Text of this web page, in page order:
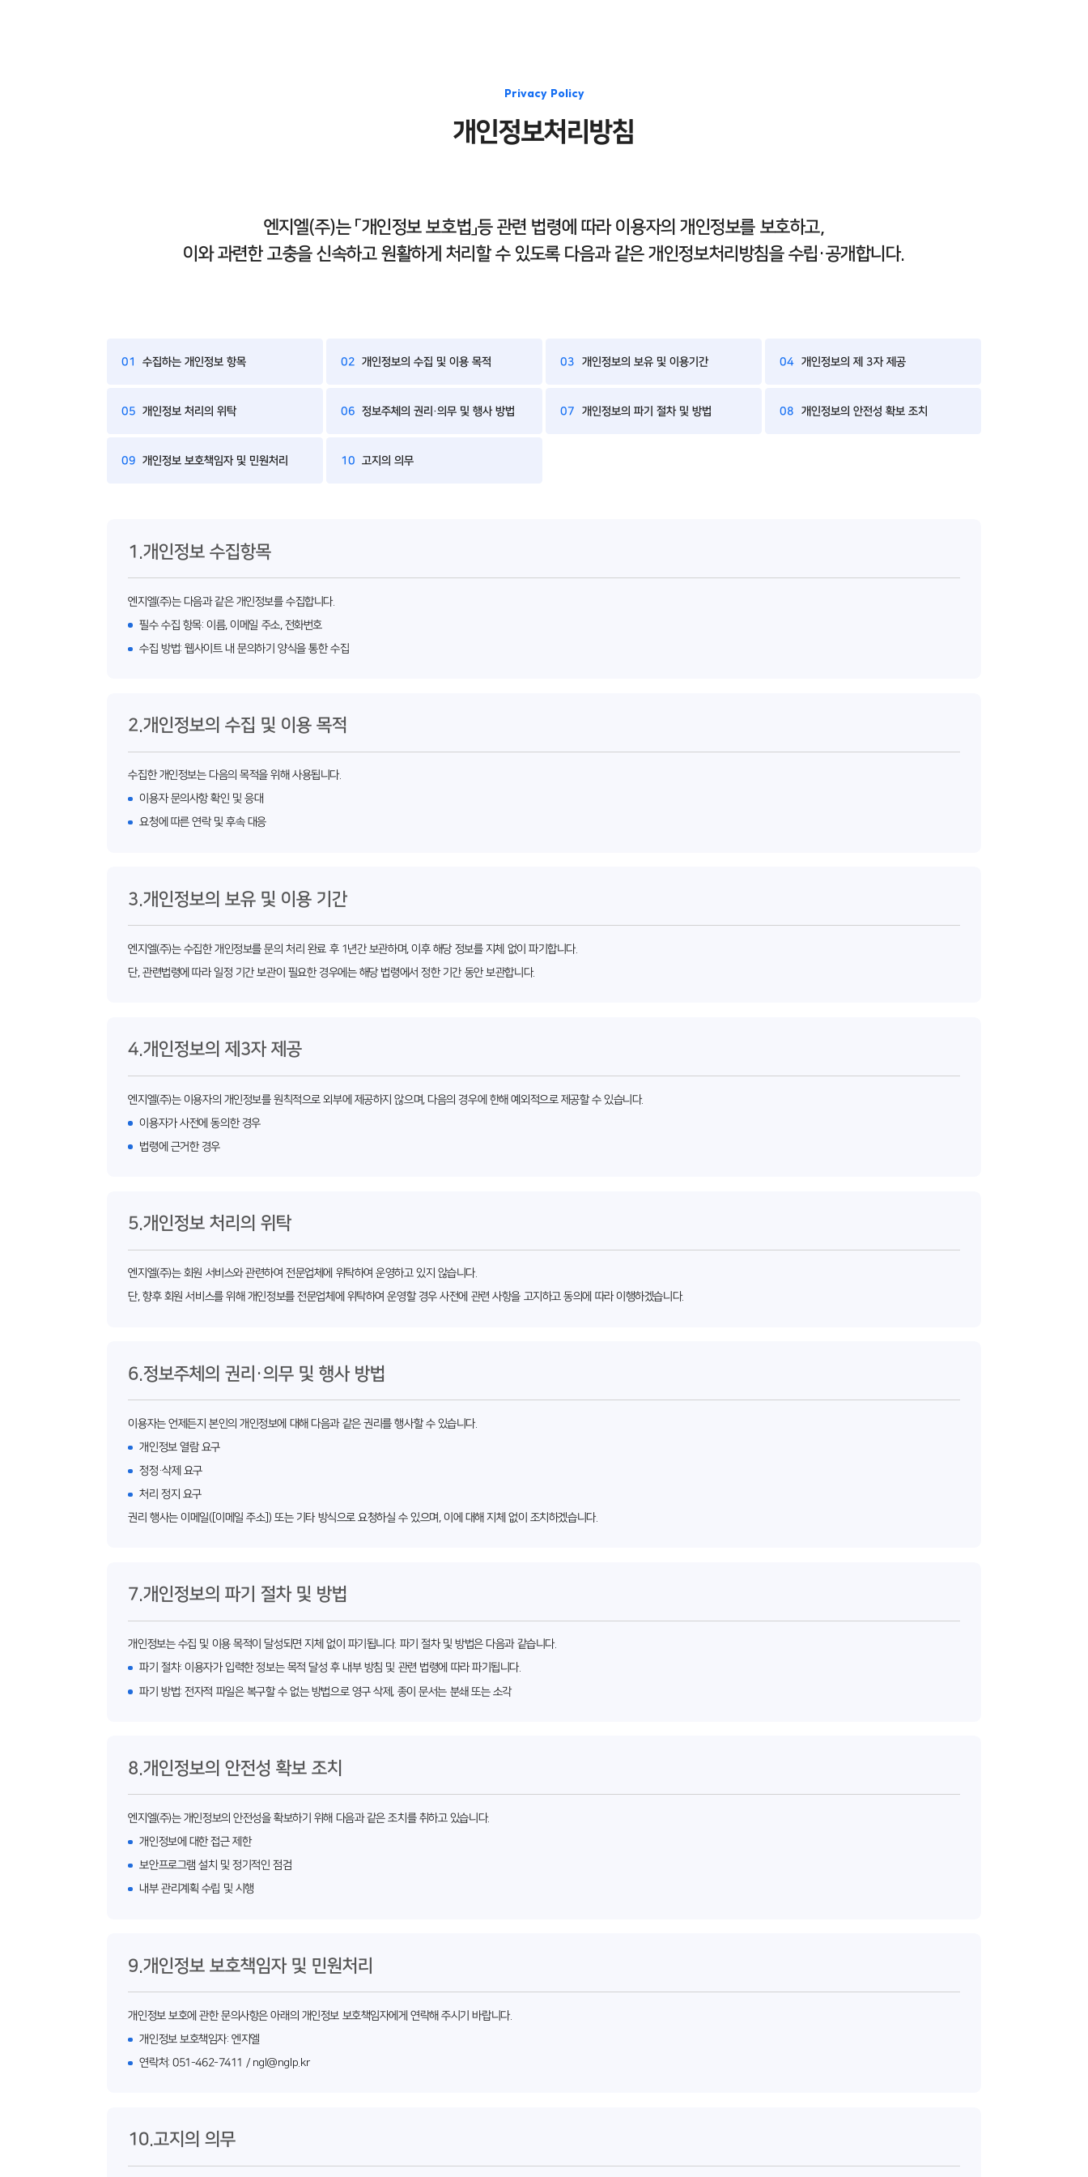
Privacy Policy
개인정보처리방침
엔지엘(주)는 「개인정보 보호법」등 관련 법령에 따라 이용자의 개인정보를 보호하고,
이와 과련한 고충을 신속하고 원활하게 처리할 수 있도록 다음과 같은 개인정보처리방침을 수립·공개합니다.
01 수집하는 개인정보 항목 02 개인정보의 수집 및 이용 목적 03 개인정보의 보유 및 이용기간 04 개인정보의 제 3자 제공
05 개인정보 처리의 위탁 06 정보주체의 권리·의무 및 행사 방법 07 개인정보의 파기 절차 및 방법 08 개인정보의 안전성 확보 조치
09 개인정보 보호책임자 및 민원처리 10 고지의 의무
1.개인정보 수집항목
엔지엘(주)는 다음과 같은 개인정보를 수집합니다.
필수 수집 항목: 이름, 이메일 주소, 전화번호
수집 방법: 웹사이트 내 문의하기 양식을 통한 수집
2.개인정보의 수집 및 이용 목적
수집한 개인정보는 다음의 목적을 위해 사용됩니다.
이용자 문의사항 확인 및 응대
요청에 따른 연락 및 후속 대응
3.개인정보의 보유 및 이용 기간
엔지엘(주)는 수집한 개인정보를 문의 처리 완료 후 1년간 보관하며, 이후 해당 정보를 지체 없이 파기합니다.
단, 관련법령에 따라 일정 기간 보관이 필요한 경우에는 해당 법령에서 정한 기간 동안 보관합니다.
4.개인정보의 제3자 제공
엔지엘(주)는 이용자의 개인정보를 원칙적으로 외부에 제공하지 않으며, 다음의 경우에 한해 예외적으로 제공할 수 있습니다.
이용자가 사전에 동의한 경우
법령에 근거한 경우
5.개인정보 처리의 위탁
엔지엘(주)는 회원 서비스와 관련하여 전문업체에 위탁하여 운영하고 있지 않습니다.
단, 향후 회원 서비스를 위해 개인정보를 전문업체에 위탁하여 운영할 경우 사전에 관련 사항을 고지하고 동의에 따라 이행하겠습니다.
6.정보주체의 권리·의무 및 행사 방법
이용자는 언제든지 본인의 개인정보에 대해 다음과 같은 권리를 행사할 수 있습니다.
개인정보 열람 요구
정정·삭제 요구
처리 정지 요구
권리 행사는 이메일([이메일 주소]) 또는 기타 방식으로 요청하실 수 있으며, 이에 대해 지체 없이 조치하겠습니다.
7.개인정보의 파기 절차 및 방법
개인정보는 수집 및 이용 목적이 달성되면 지체 없이 파기됩니다. 파기 절차 및 방법은 다음과 같습니다.
파기 절차: 이용자가 입력한 정보는 목적 달성 후 내부 방침 및 관련 법령에 따라 파기됩니다.
파기 방법: 전자적 파일은 복구할 수 없는 방법으로 영구 삭제, 종이 문서는 분쇄 또는 소각
8.개인정보의 안전성 확보 조치
엔지엘(주)는 개인정보의 안전성을 확보하기 위해 다음과 같은 조치를 취하고 있습니다.
개인정보에 대한 접근 제한
보안프로그램 설치 및 정기적인 점검
내부 관리계획 수립 및 시행
9.개인정보 보호책임자 및 민원처리
개인정보 보호에 관한 문의사항은 아래의 개인정보 보호책임자에게 연락해 주시기 바랍니다.
개인정보 보호책임자: 엔지엘
연락처: 051-462-7411 / ngl@nglp.kr
10.고지의 의무